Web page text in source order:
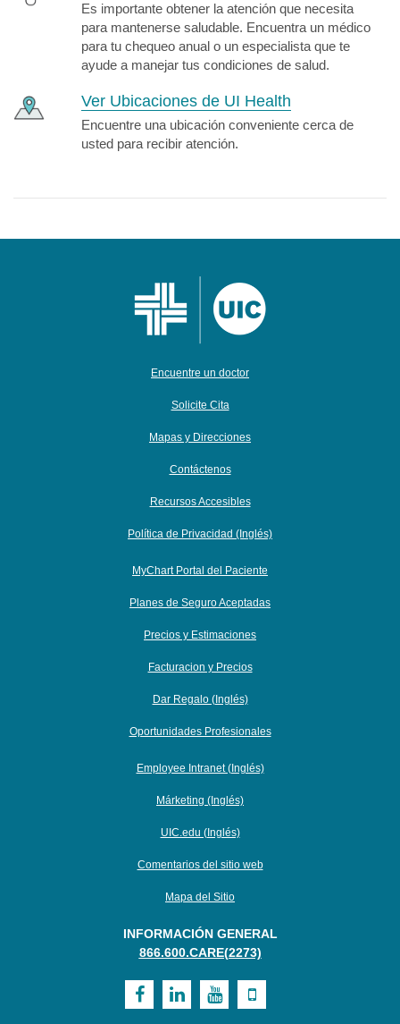
Es importante obtener la atención que necesita
para mantenerse saludable. Encuentra un médico
para tu chequeo anual o un especialista que te
ayude a manejar tus condiciones de salud.
Ver Ubicaciones de UI Health
Encuentre una ubicación conveniente cerca de
usted para recibir atención.
Encuentre un doctor
Solicite Cita
Mapas y Direcciones
Contáctenos
Recursos Accesibles
Política de Privacidad (Inglés)
MyChart Portal del Paciente
Planes de Seguro Aceptadas
Precios y Estimaciones
Facturacion y Precios
Dar Regalo (Inglés)
Oportunidades Profesionales
Employee Intranet (Inglés)
Márketing (Inglés)
UIC.edu (Inglés)
Comentarios del sitio web
Mapa del Sitio
INFORMACIÓN GENERAL
866.600.CARE(2273)
Visit Visit VisitVisit